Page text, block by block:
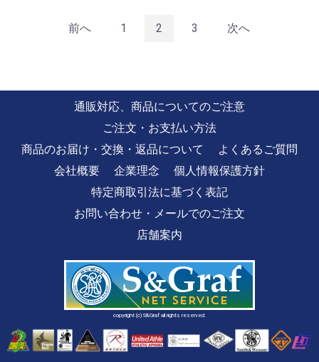
前へ 1 2 3 次へ
通販対応、商品についてのご注意
ご注文・お支払い方法
商品のお届け・交換・返品について
よくあるご質問
会社概要
企業理念
個人情報保護方針
特定商取引法に基づく表記
お問い合わせ・メールでのご注文
店舗案内
copyright (c) S&Graf all rights reserved.